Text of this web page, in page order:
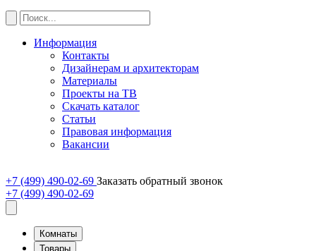
Информация
Контакты
Дизайнерам и архитекторам
Материалы
Проекты на ТВ
Скачать каталог
Статьи
Правовая информация
Вакансии
+7 (499) 490-02-69 Заказать обратный звонок
+7 (499) 490-02-69